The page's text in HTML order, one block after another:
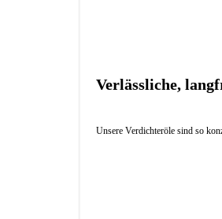
Verlässliche,
Unsere Verdichteröle sind so